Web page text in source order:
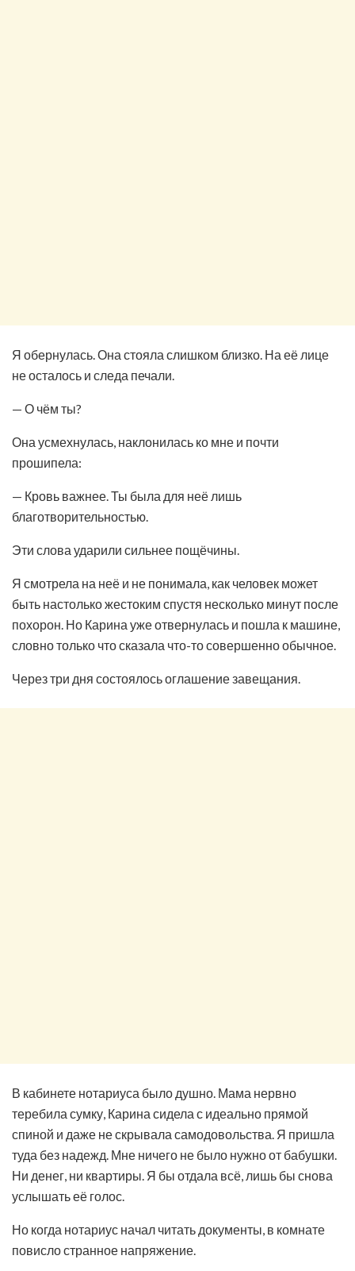
Я обернулась. Она стояла слишком близко. На её лице
не осталось и следа печали.
— О чём ты?
Она усмехнулась, наклонилась ко мне и почти
прошипела:
— Кровь важнее. Ты была для неё лишь
благотворительностью.
Эти слова ударили сильнее пощёчины.
Я смотрела на неё и не понимала, как человек может
быть настолько жестоким спустя несколько минут после
похорон. Но Карина уже отвернулась и пошла к машине,
словно только что сказала что-то совершенно обычное.
Через три дня состоялось оглашение завещания.
В кабинете нотариуса было душно. Мама нервно
теребила сумку, Карина сидела с идеально прямой
спиной и даже не скрывала самодовольства. Я пришла
туда без надежд. Мне ничего не было нужно от бабушки.
Ни денег, ни квартиры. Я бы отдала всё, лишь бы снова
услышать её голос.
Но когда нотариус начал читать документы, в комнате
повисло странное напряжение.